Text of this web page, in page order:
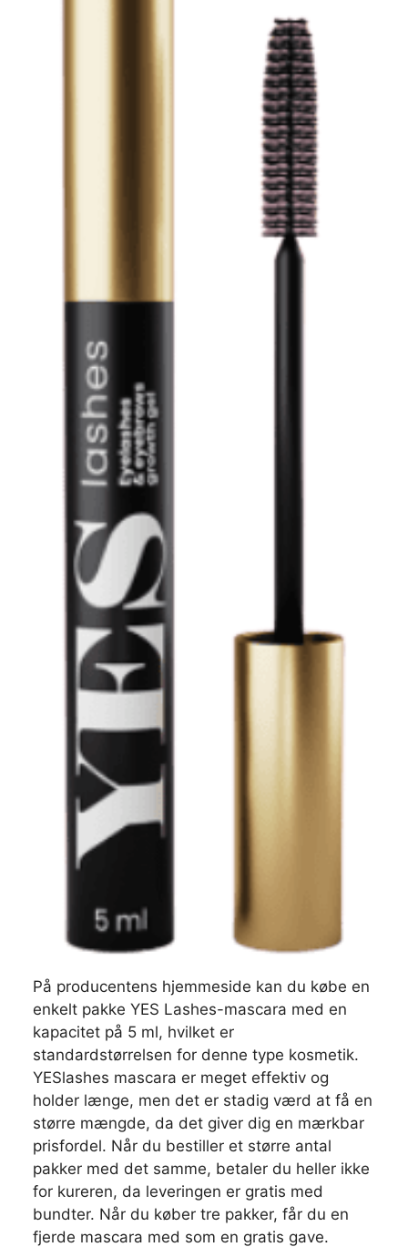
På producentens hjemmeside kan du købe en
enkelt pakke YES Lashes-mascara med en
kapacitet på 5 ml, hvilket er
standardstørrelsen for denne type kosmetik.
YESlashes mascara er meget effektiv og
holder længe, men det er stadig værd at få en
større mængde, da det giver dig en mærkbar
prisfordel. Når du bestiller et større antal
pakker med det samme, betaler du heller ikke
for kureren, da leveringen er gratis med
bundter. Når du køber tre pakker, får du en
fjerde mascara med som en gratis gave.